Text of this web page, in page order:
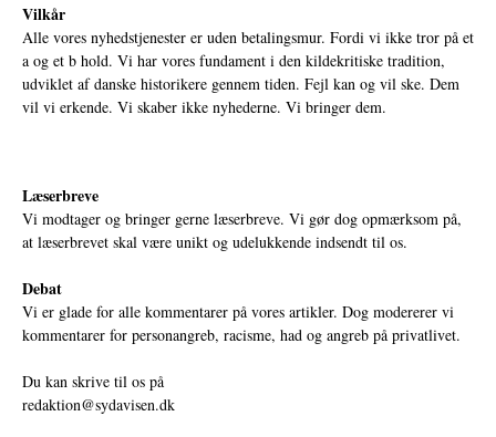
Vilkår
Alle vores nyhedstjenester er uden betalingsmur. Fordi vi ikke tror på et
a og et b hold. Vi har vores fundament i den kildekritiske tradition,
udviklet af danske historikere gennem tiden. Fejl kan og vil ske. Dem
vil vi erkende. Vi skaber ikke nyhederne. Vi bringer dem.
Læserbreve
Vi modtager og bringer gerne læserbreve. Vi gør dog opmærksom på,
at læserbrevet skal være unikt og udelukkende indsendt til os.
Debat
Vi er glade for alle kommentarer på vores artikler. Dog modererer vi
kommentarer for personangreb, racisme, had og angreb på privatlivet.
Du kan skrive til os på
redaktion@sydavisen.dk